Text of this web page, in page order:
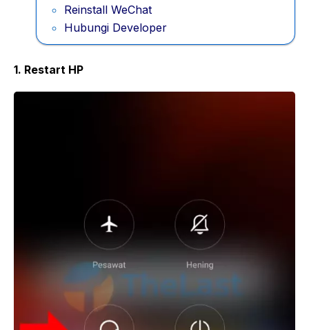
Reinstall WeChat
Hubungi Developer
1. Restart HP